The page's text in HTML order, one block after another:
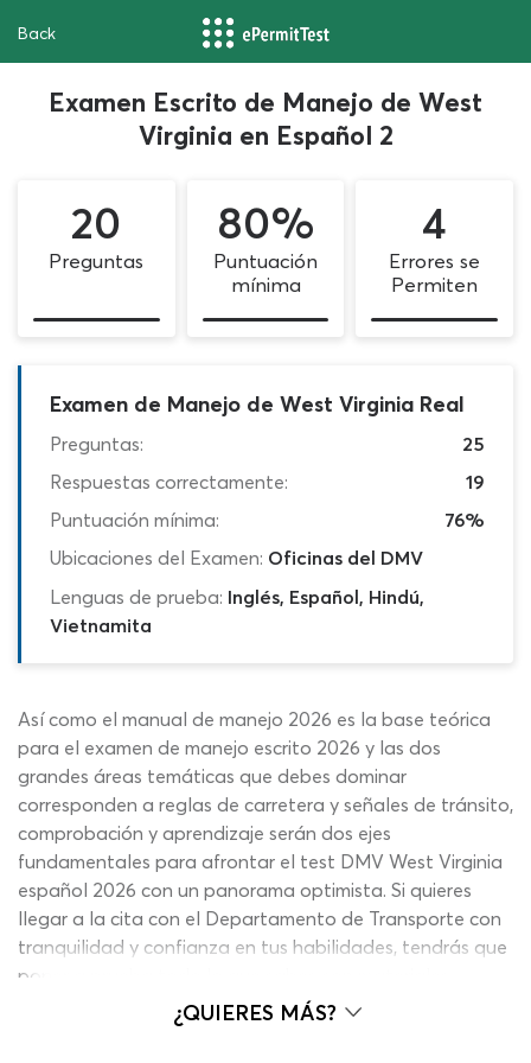
Back
Examen Escrito de Manejo de West
Virginia en Español 2
20
Preguntas
80%
Puntuación
mínima
4
Errores se
Permiten
Examen de Manejo de West Virginia Real
Preguntas:
25
Respuestas correctamente:
19
Puntuación mínima:
76%
Ubicaciones del Examen: Oficinas del DMV
Lenguas de prueba: Inglés, Español, Hindú,
Vietnamita
Así como el manual de manejo 2026 es la base teórica
para el examen de manejo escrito 2026 y las dos
grandes áreas temáticas que debes dominar
corresponden a reglas de carretera y señales de tránsito,
comprobación y aprendizaje serán dos ejes
fundamentales para afrontar el test DMV West Virginia
español 2026 con un panorama optimista. Si quieres
llegar a la cita con el Departamento de Transporte con
tranquilidad y confianza en tus habilidades, tendrás que
poner a prueba todo lo que sabes con materiales
precisos y enfocar tu mente con contenidos efectivos en
esta fase de capacitación. Nuestro examen de manejo
¿QUIERES MÁS?